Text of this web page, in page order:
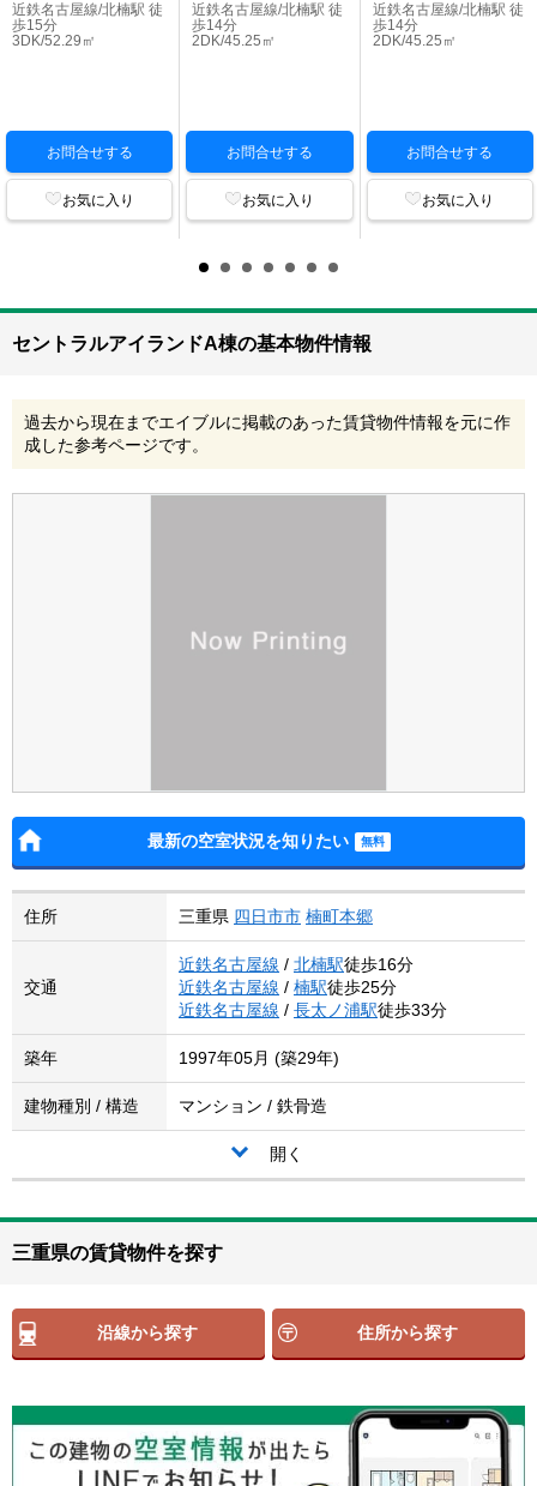
近鉄名古屋線/北楠駅 徒
歩15分
3DK/52.29㎡
お問合せする
お気に入り
近鉄名古屋線/北楠駅 徒
歩14分
2DK/45.25㎡
お問合せする
お気に入り
近鉄名古屋線/北楠駅 徒
歩14分
2DK/45.25㎡
お問合せする
お気に入り
セントラルアイランドA棟の基本物件情報
過去から現在までエイブルに掲載のあった賃貸物件情報を元に作
成した参考ページです。
最新の空室状況を知りたい
住所 三重県 四日市市 楠町本郷
交通
近鉄名古屋線 / 北楠駅徒歩16分
近鉄名古屋線 / 楠駅徒歩25分
近鉄名古屋線 / 長太ノ浦駅徒歩33分
築年 1997年05月 (築29年)
建物種別 / 構造 マンション / 鉄骨造
開く
三重県の賃貸物件を探す
沿線から探す 住所から探す